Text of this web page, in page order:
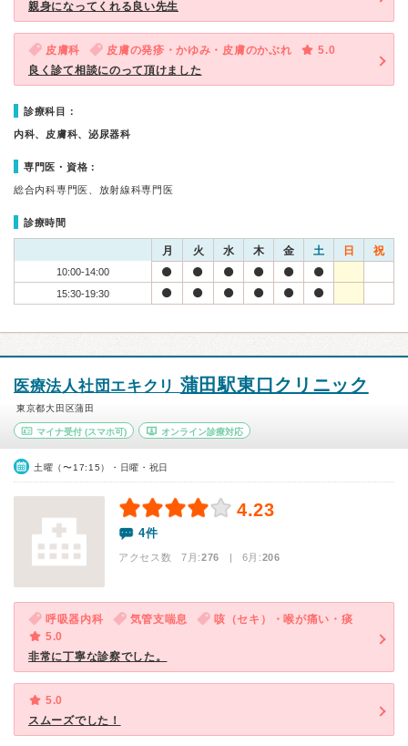
親身になってくれる良い先生
皮膚科 皮膚の発疹・かゆみ・皮膚のかぶれ
5.0
良く診て相談にのって頂けました
診療科目：
内科、皮膚科、泌尿器科
専門医・資格：
総合内科専門医、放射線科専門医
診療時間
月 火 水 木 金 土 日 祝
10:00-14:00
15:30-19:30
医療法人社団エキクリ 蒲田駅東口クリニック
東京都大田区蒲田
マイナ受付 (スマホ可) オンライン診療対応
土曜（〜17:15）・日曜・祝日
4.23
4件
アクセス数 7月:276 | 6月:206
呼吸器内科 気管支喘息
咳（セキ）・喉が痛い・痰
5.0
非常に丁寧な診察でした。
5.0
スムーズでした！